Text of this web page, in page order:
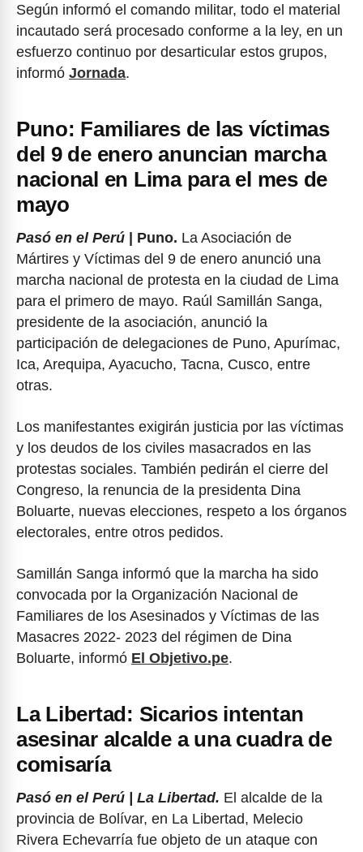
Según informó el comando militar, todo el material
incautado será procesado conforme a la ley, en un
esfuerzo continuo por desarticular estos grupos,
informó Jornada.
Puno: Familiares de las víctimas
del 9 de enero anuncian marcha
nacional en Lima para el mes de
mayo
Pasó en el Perú | Puno. La Asociación de
Mártires y Víctimas del 9 de enero anunció una
marcha nacional de protesta en la ciudad de Lima
para el primero de mayo. Raúl Samillán Sanga,
presidente de la asociación, anunció la
participación de delegaciones de Puno, Apurímac,
Ica, Arequipa, Ayacucho, Tacna, Cusco, entre
otras.
Los manifestantes exigirán justicia por las víctimas
y los deudos de los civiles masacrados en las
protestas sociales. También pedirán el cierre del
Congreso, la renuncia de la presidenta Dina
Boluarte, nuevas elecciones, respeto a los órganos
electorales, entre otros pedidos.
Samillán Sanga informó que la marcha ha sido
convocada por la Organización Nacional de
Familiares de los Asesinados y Víctimas de las
Masacres 2022- 2023 del régimen de Dina
Boluarte, informó El Objetivo.pe.
La Libertad: Sicarios intentan
asesinar alcalde a una cuadra de
comisaría
Pasó en el Perú | La Libertad. El alcalde de la
provincia de Bolívar, en La Libertad, Melecio
Rivera Echevarría fue objeto de un ataque con